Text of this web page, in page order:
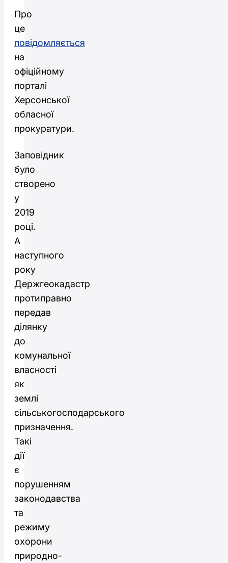
Про
це
повідомляється
на
офіційному
порталі
Херсонської
обласної
прокуратури.
Заповідник
було
створено
у
2019
році.
А
наступного
року
Держгеокадастр
протиправно
передав
ділянку
до
комунальної
власності
як
землі
сільськогосподарського
призначення.
Такі
дії
є
порушенням
законодавства
та
режиму
охорони
природно-